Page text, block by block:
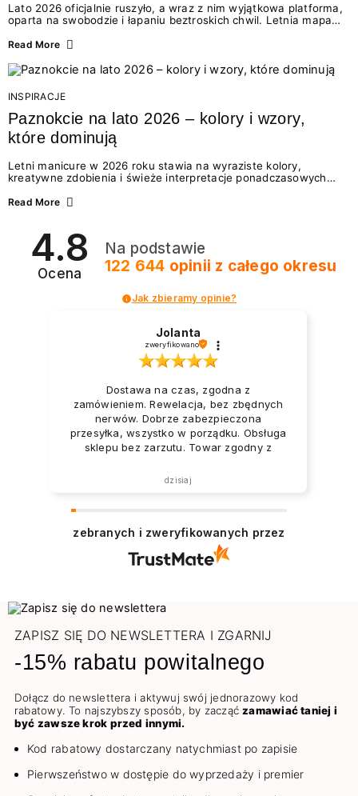
Lato 2026 oficjalnie ruszyło, a wraz z nim wyjątkowa platforma,
oparta na swobodzie i łapaniu beztroskich chwil. Letnia mapa
doświadczenia wakacji – od spontanicznych wyjazdów, przez
Motywem przewodnim jest eksplorowanie i kolekcjonowanie
letnich momentów. Z tej okazji przygotowaliśmy coś absolutnie
wyjątkowego: wielki konkurs z wakacje.pl oraz dawkę
najgorętszych trendów w...
Read More
INSPIRACJE
Paznokcie na lato 2026 – kolory i wzory,
które dominują
Letni manicure w 2026 roku stawia na wyraziste kolory,
kreatywne zdobienia i świeże interpretacje ponadczasowych
zarówno energetycznych odcieni inspirowanych wakacjami, jak
2026? Znajdź inspirację dla swojego manicure!
Read More
4.8
Ocena
Na podstawie
122 644 opinii z całego okresu
Jak zbieramy opinie?
Jolanta
zweryfikowano
Dostawa na czas, zgodna z
zamówieniem. Rewelacja, bez zbędnych
nerwów. Dobrze zabezpieczona
przesyłka, wszystko w porządku. Obsługa
sklepu bez zarzutu. Towar zgodny z
została zrealizowana ekspresowo.
dzisiaj
zebranych i zweryfikowanych przez
ZAPISZ SIĘ DO NEWSLETTERA I ZGARNIJ
-15% rabatu powitalnego
Dołącz do newslettera i aktywuj swój jednorazowy kod
rabatowy. To najszybszy sposób, by zacząćzamawiać taniej i
być zawsze krok przed innymi.
Kod rabatowy dostarczany natychmiast po zapisie
Pierwszeństwo w dostępie do wyprzedaży i premier